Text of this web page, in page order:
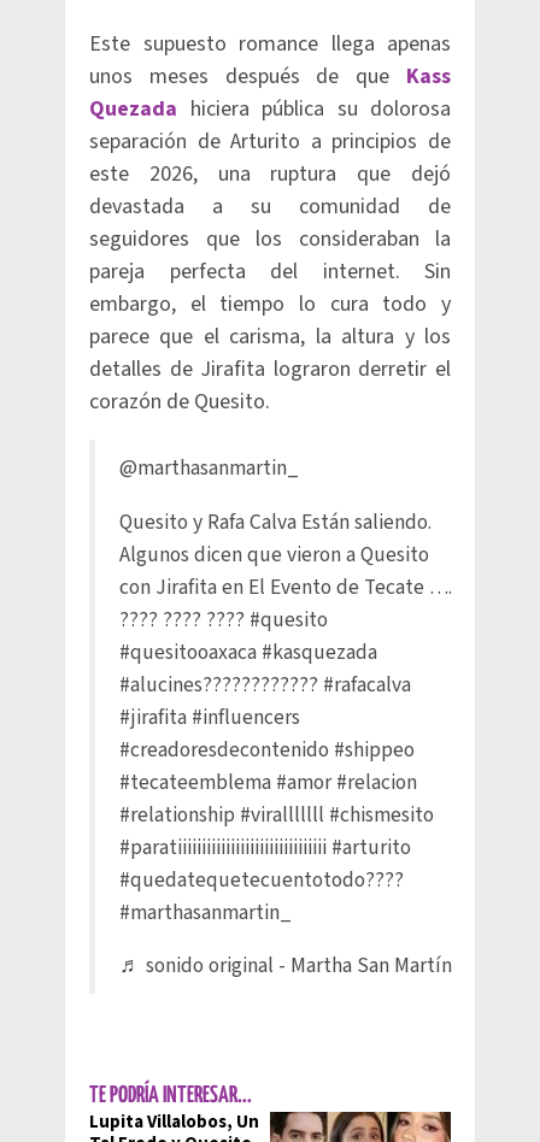
Este supuesto romance llega apenas
unos meses después de que Kass
Quezada hiciera pública su dolorosa
separación de Arturito a principios de
este 2026, una ruptura que dejó
devastada a su comunidad de
seguidores que los consideraban la
pareja perfecta del internet. Sin
embargo, el tiempo lo cura todo y
parece que el carisma, la altura y los
detalles de Jirafita lograron derretir el
corazón de Quesito.
@marthasanmartin_
Quesito y Rafa Calva Están saliendo.
Algunos dicen que vieron a Quesito
con Jirafita en El Evento de Tecate ….
???? ???? ???? #quesito
#quesitooaxaca #kasquezada
#alucines???????????? #rafacalva
#jirafita #influencers
#creadoresdecontenido #shippeo
#tecateemblema #amor #relacion
#relationship #viralllllll #chismesito
#paratiiiiiiiiiiiiiiiiiiiiiiiiiiiiiii #arturito
#quedatequetecuentotodo????
#marthasanmartin_
♬ sonido original - Martha San Martín
TE PODRÍA INTERESAR...
Lupita Villalobos, Un